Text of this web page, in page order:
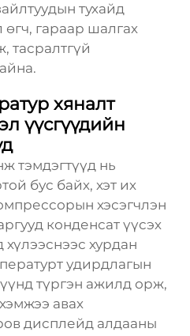
тухайд
гараар шалгах
тасралтгүй
хяналт
үүсгүүдийн
тэмдэгтүүд нь
бус байх, хэт их
хэсэгчлэн
конденсат үүсэх
хурдан
удирдлагын
түргэн ажилд орж,
авах
дисплейд алдааны